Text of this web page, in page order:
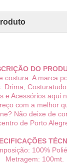
DO
costura. A marca
Drima,
e Acessórios aqui
com a melhor
Não deixe de
de Porto
100%
Metragem: 100mt.